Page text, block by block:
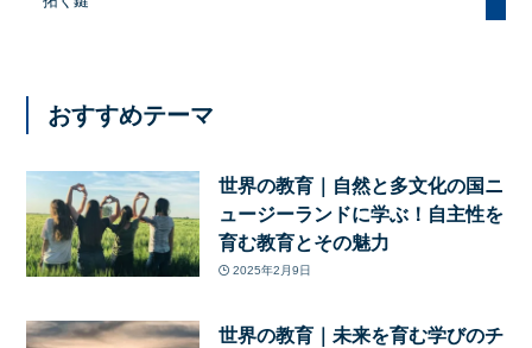
おすすめテーマ
世界の教育｜自然と多文化の国ニ
ュージーランドに学ぶ！自主性を
育む教育とその魅力
2025年2月9日
世界の教育｜未来を育む学びのチ